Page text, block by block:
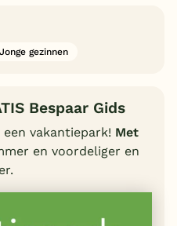
Jonge gezinnen
Bespaar Gids
vakantiepark! Met
en voordeliger en